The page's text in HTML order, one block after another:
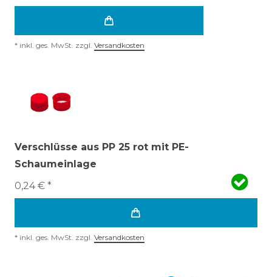
* inkl. ges. MwSt. zzgl. Versandkosten
Verschlüsse aus PP 25 rot mit PE-
Schaumeinlage
0,24 € *
* inkl. ges. MwSt. zzgl. Versandkosten